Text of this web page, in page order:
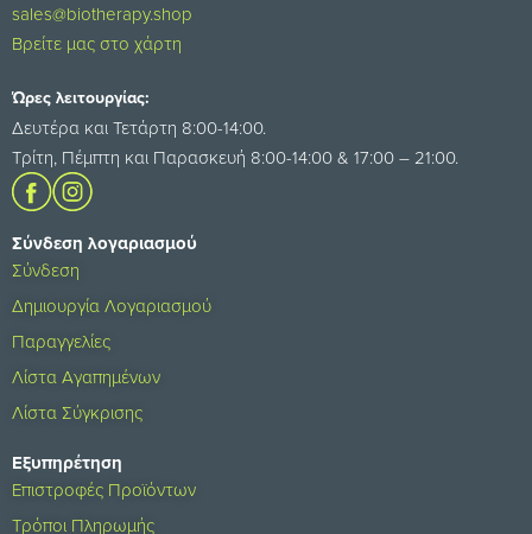
sales@biotherapy.shop
Βρείτε μας στο χάρτη
Ώρες λειτουργίας:
Δευτέρα και Τετάρτη 8:00-14:00.
Τρίτη, Πέμπτη και Παρασκευή 8:00-14:00 & 17:00 – 21:00.
Σύνδεση λογαριασμού
Σύνδεση
Δημιουργία Λογαριασμού
Παραγγελίες
Λίστα Αγαπημένων
Λίστα Σύγκρισης
Εξυπηρέτηση
Επιστροφές Προϊόντων
Τρόποι Πληρωμής